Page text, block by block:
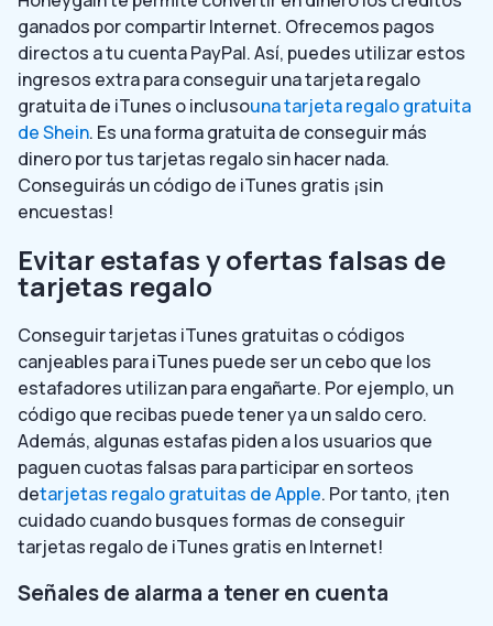
ganados por compartir Internet. Ofrecemos pagos
directos a tu cuenta PayPal. Así, puedes utilizar estos
ingresos extra para conseguir una tarjeta regalo
gratuita de iTunes o inclusouna tarjeta regalo gratuita
de Shein. Es una forma gratuita de conseguir más
dinero por tus tarjetas regalo sin hacer nada.
Conseguirás un código de iTunes gratis ¡sin
encuestas!
Evitar estafas y ofertas falsas de
tarjetas regalo
Conseguir tarjetas iTunes gratuitas o códigos
canjeables para iTunes puede ser un cebo que los
estafadores utilizan para engañarte. Por ejemplo, un
código que recibas puede tener ya un saldo cero.
Además, algunas estafas piden a los usuarios que
paguen cuotas falsas para participar en sorteos
detarjetas regalo gratuitas de Apple. Por tanto, ¡ten
cuidado cuando busques formas de conseguir
tarjetas regalo de iTunes gratis en Internet!
Señales de alarma a tener en cuenta